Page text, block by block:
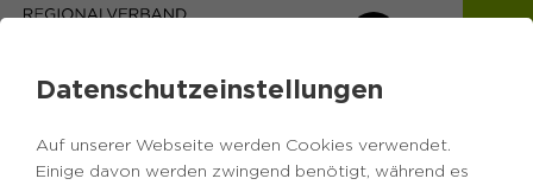
Datenschutzeinstellungen
Auf unserer Webseite werden Cookies verwendet.
Einige davon werden zwingend benötigt, während es